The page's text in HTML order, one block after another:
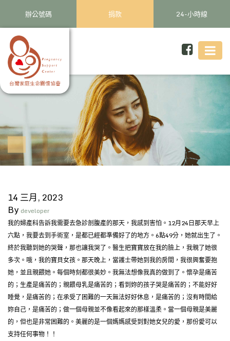
辦公號碼 捐款 24-小時線
14 三月, 2023
By developer
我的婦產科告訴我需要去急診剖腹產的那天，我感到害怕。12月24日那天早上
六點，我要去到手術室，是都已經都準備好了的地方。6點49分，她就出生了。
終於我聽到她的哭聲，那也讓我哭了。醫生把寶寶放在我的臉上，我親了她很
多次。哦，我的寶貝女孩。那天晚上，當護士帶她到我的房間，我很興奮要抱
她，並且親餵她。每個時刻都很美妙。我無法想像我真的做到了。懷孕是痛苦
的；生產是痛苦的；親餵母乳是痛苦的；看到妳的孩子哭是痛苦的；不能好好
睡覺，是痛苦的；在承受了困難的一天無法好好休息，是痛苦的；沒有時間給
妳自己，是痛苦的；做一個母親並不像看起來的那樣溫柔。當一個母親是美麗
的，但也是非常困難的。美麗的是一個媽媽感受到對她女兒的愛，那份愛可以
支持任何事物！！